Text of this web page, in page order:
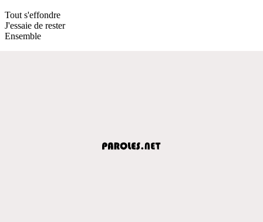
Tout s'effondre
J'essaie de rester
Ensemble